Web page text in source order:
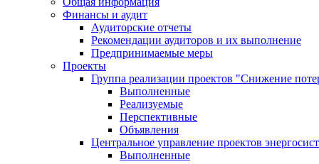
Финансы и аудит
Аудиторские отчеты
Рекомендации аудиторов и их выполнение
Предпринимаемые меры
Проекты
Группа реализации проектов "Снижение
Выполненные
Реализуемые
Перспективные
Объявления
Центральное управление проектов
Выполненные